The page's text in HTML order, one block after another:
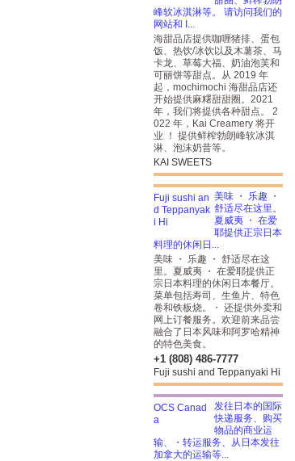
峰软冰淇淋等。 请访问我们的
网站和 I...
海甜品店提供咖喱猪排、蛋包
饭、热饮/冰饮以及木薯茶、马
卡龙、草莓大福、奶油泡芙和
可丽饼等甜点。从 2019 年
起，mochimochi 海甜品店还
开始提供麻糬甜甜圈。2021
年，我们将提供各种甜点。 2
022 年，Kai Creamery 将开
业 ！ 提供鲜榨勃朗峰软冰淇
淋、泡沫奶昔等。
KAI SWEETS
美味 ・ 乐趣 ・
舒适尽在这里。
夏威夷 ・ 在爱
耶提供正宗日本
料理的休闲日...
美味 ・ 乐趣 ・ 舒适尽在这
里。夏威夷 ・ 在爱耶提供正
宗日本料理的休闲日本餐厅。
菜单包括寿司、生鱼片、特色
卷和铁板烧。・ 还提供外卖和
网上订餐服务。欢迎前来品尝
融合了日本风味和阿罗哈精神
的特色美食。
+1 (808) 486-7777
Fuji sushi and Teppanyaki Hi
发往日本的国际
快递服务、购买
物品的商业运
输、・转运服务、从日本发往
加拿大的运输等...